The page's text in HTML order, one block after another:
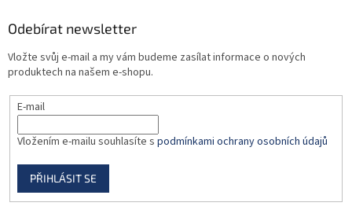
Odebírat newsletter
Vložte svůj e-mail a my vám budeme zasílat informace o nových
produktech na našem e-shopu.
E-mail
Vložením e-mailu souhlasíte s podmínkami ochrany osobních údajů
PŘIHLÁSIT SE